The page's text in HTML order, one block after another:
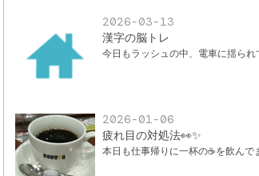
2026-03-13
漢字の脳トレ
今日もラッシュの中、電車に揺ら
2026-01-06
疲れ目の対処法👀✨
本日も仕事帰りに一杯の☕を飲ん